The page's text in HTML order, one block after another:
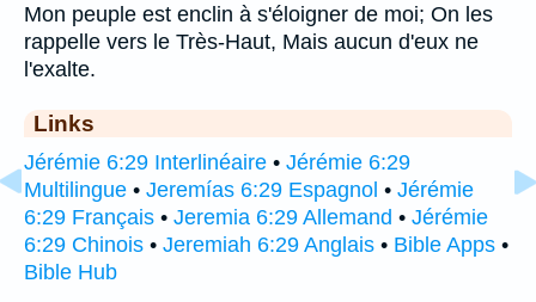
Mon peuple est enclin à s'éloigner de moi; On les
rappelle vers le Très-Haut, Mais aucun d'eux ne
l'exalte.
Links
Jérémie 6:29 Interlinéaire • Jérémie 6:29
Multilingue • Jeremías 6:29 Espagnol • Jérémie
6:29 Français • Jeremia 6:29 Allemand • Jérémie
6:29 Chinois • Jeremiah 6:29 Anglais • Bible Apps •
Bible Hub